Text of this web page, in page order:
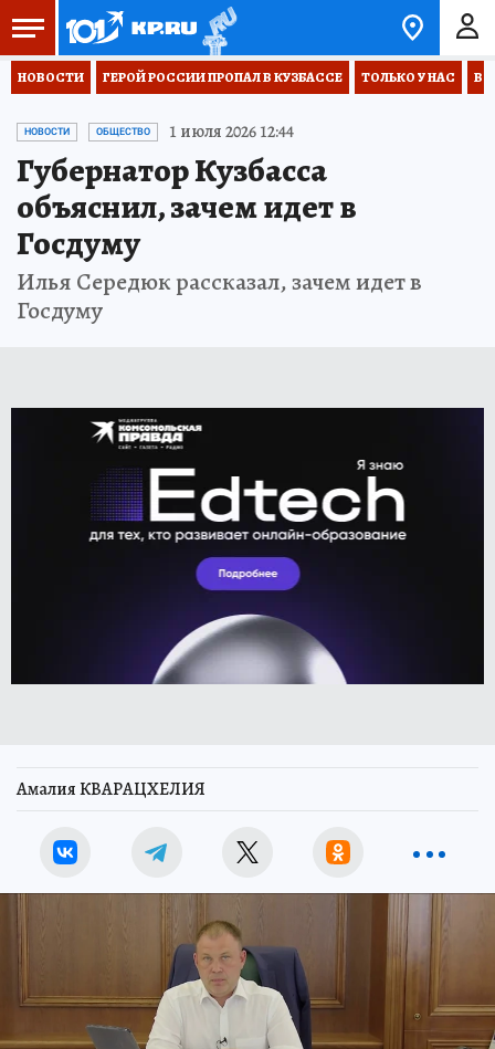
НОВОСТИ ГЕРОЙ РОССИИ ПРОПАЛ В КУЗБАССЕ ТОЛЬКО У НАС
НОВОСТИ ОБЩЕСТВО 1 июля 2026 12:44
Губернатор Кузбасса
объяснил, зачем идет в
Госдуму
Илья Середюк рассказал, зачем идет в
Госдуму
Амалия КВАРАЦХЕЛИЯ